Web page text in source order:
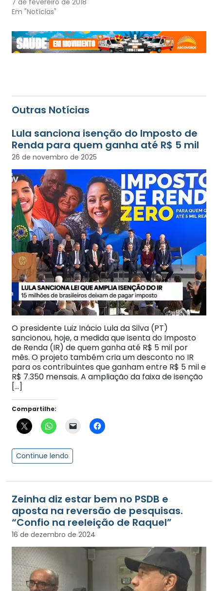
7 de fevereiro de 2018
Em "Notícias"
Outras Notícias
Lula sanciona isenção do Imposto de
Renda para quem ganha até R$ 5 mil
26 de novembro de 2025
O presidente Luiz Inácio Lula da Silva (PT)
sancionou, hoje, a medida que isenta do Imposto
de Renda (IR) de quem ganha até R$ 5 mil por
mês. O projeto também cria um desconto no IR
para os contribuintes que ganham entre R$ 5 mil e
R$ 7.350 mensais. A ampliação da faixa de isenção
[…]
Compartilhe:
Continue lendo
Zeinha diz estar bem no PSDB e
aposta na reversão de pesquisas.
“Confio na reeleição de Raquel”
16 de dezembro de 2024